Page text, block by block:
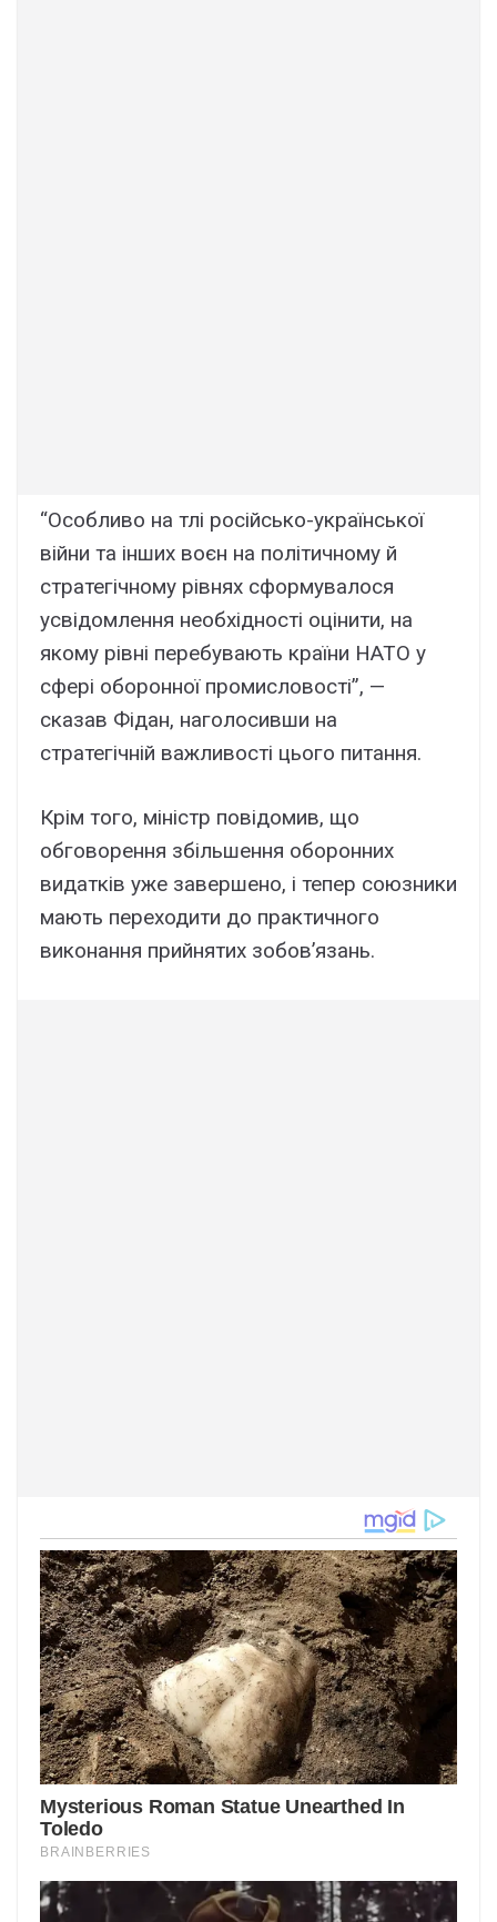
“Особливо на тлі російсько-української
війни та інших воєн на політичному й
стратегічному рівнях сформувалося
усвідомлення необхідності оцінити, на
якому рівні перебувають країни НАТО у
сфері оборонної промисловості”, —
сказав Фідан, наголосивши на
стратегічній важливості цього питання.
Крім того, міністр повідомив, що
обговорення збільшення оборонних
видатків уже завершено, і тепер союзники
мають переходити до практичного
виконання прийнятих зобов’язань.